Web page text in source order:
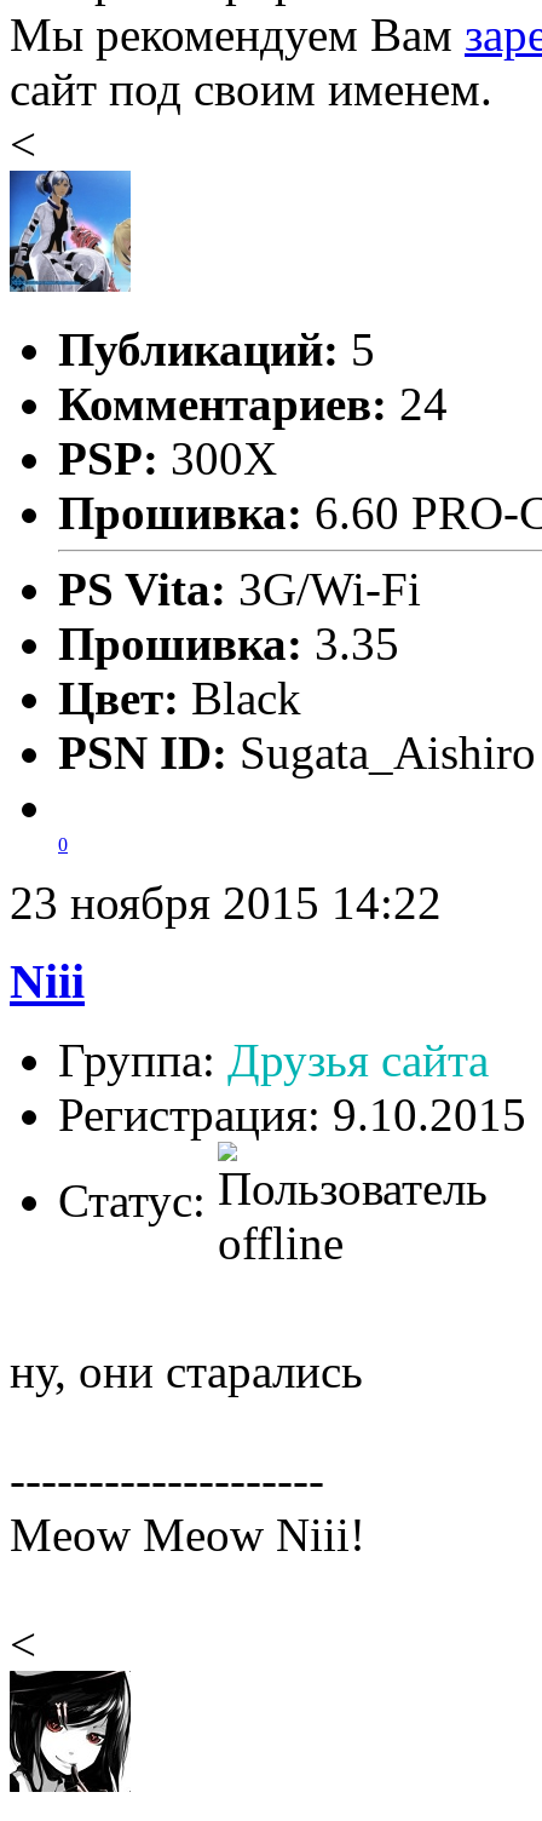
Мы рекомендуем Вам
сайт под своим именем.
<
Публикаций: 5
Комментариев: 24
PSP: 300X
Прошивка: 6.60 PRO-
PS Vita: 3G/Wi-Fi
Прошивка: 3.35
Цвет: Black
PSN ID: Sugata_Aishiro
0
23 ноября 2015 14:22
Niii
Группа: Друзья сайта
Регистрация: 9.10.2015
Статус:
ну, они старались
--------------------
Meow Meow Niii!
<